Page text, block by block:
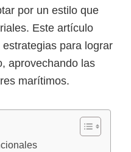
por un estilo que
Este artículo
para lograr
aprovechando las
marítimos.